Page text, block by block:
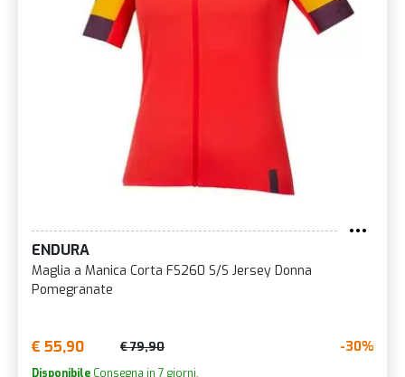
ENDURA
Maglia a Manica Corta FS260 S/S Jersey Donna
Pomegranate
€ 55,90 € 79,90 -30%
Disponibile Consegna in 7 giorni.